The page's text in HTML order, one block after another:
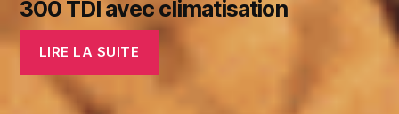
300 TDI avec climatisation
LIRE LA SUITE